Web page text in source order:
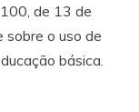
de 13 de
sobre o uso de
básica.